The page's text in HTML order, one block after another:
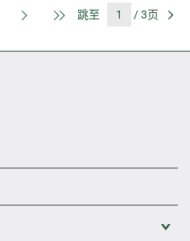
下一页 最后一页
跳至 / 3页